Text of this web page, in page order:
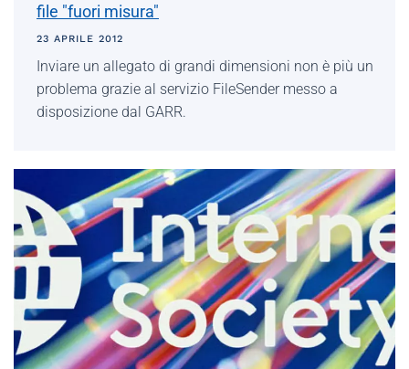
file "fuori misura"
23 APRILE 2012
Inviare un allegato di grandi dimensioni non è più un
problema grazie al servizio FileSender messo a
disposizione dal GARR.